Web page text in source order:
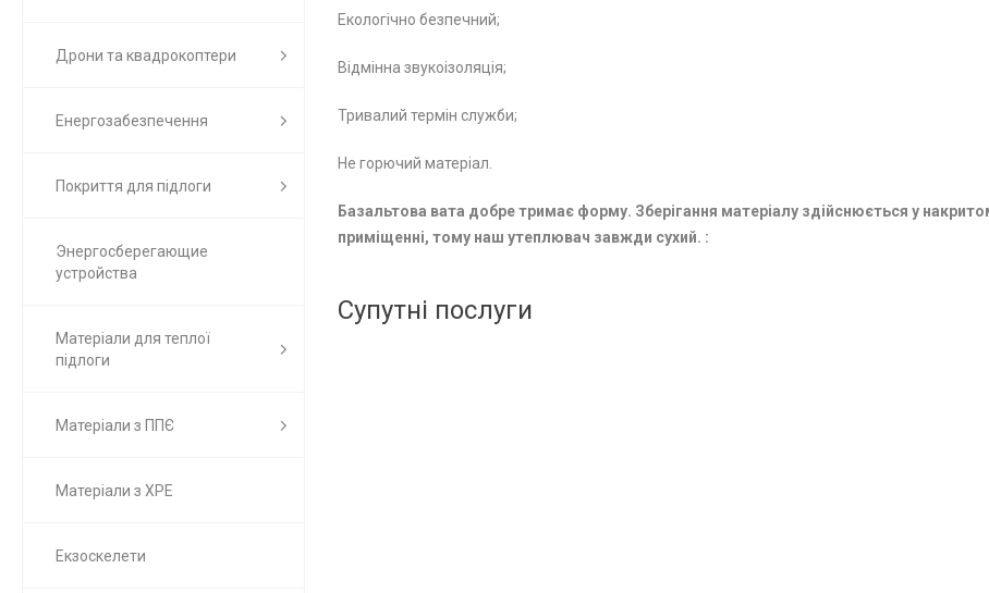
Дрони та квадрокоптери
Енергозабезпечення
Покриття для підлоги
Энергосберегающие
устройства
Матеріали для теплої
підлоги
Матеріали з ППЄ
Матеріали з ХРЕ
Екзоскелети
Екологічно безпечний;
Відмінна звукоізоляція;
Тривалий термін служби;
Не горючий матеріал.
Базальтова вата добре тримає форму. Зберігання матеріалу здійснюється у
приміщенні, тому наш утеплювач завжди сухий. :
Супутні послуги